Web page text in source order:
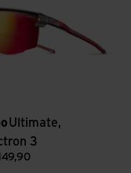
Ultimate,
3